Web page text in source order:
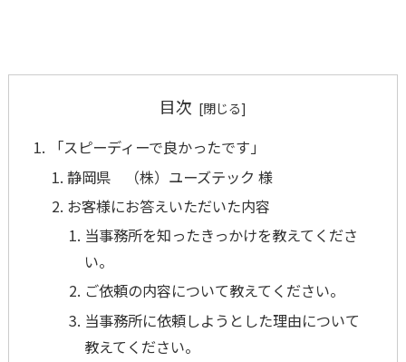
目次
「スピーディーで良かったです」
静岡県 （株）ユーズテック 様
お客様にお答えいただいた内容
当事務所を知ったきっかけを教えてくださ
い。
ご依頼の内容について教えてください。
当事務所に依頼しようとした理由について
教えてください。